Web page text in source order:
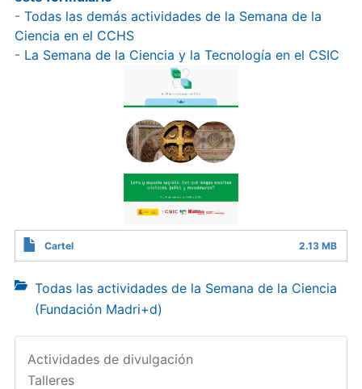
- Todas las demás actividades de la Semana de la
Ciencia en el CCHS
- La Semana de la Ciencia y la Tecnología en el CSIC
Cartel 2.13 MB
Todas las actividades de la Semana de la Ciencia
(Fundación Madri+d)
Actividades de divulgación
Talleres